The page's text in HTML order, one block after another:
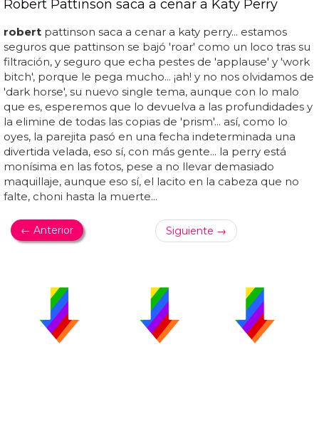
Robert Pattinson saca a cenar a Katy Perry
robert pattinson saca a cenar a katy perry... estamos
seguros que pattinson se bajó 'roar' como un loco tras su
filtración, y seguro que echa pestes de 'applause' y 'work
bitch', porque le pega mucho... ¡ah! y no nos olvidamos de
'dark horse', su nuevo single tema, aunque con lo malo
que es, esperemos que lo devuelva a las profundidades y
la elimine de todas las copias de 'prism'... así, como lo
oyes, la parejita pasó en una fecha indeterminada una
divertida velada, eso sí, con más gente... la perry está
monísima en las fotos, pese a no llevar demasiado
maquillaje, aunque eso sí, el lacito en la cabeza que no
falte, choni hasta la muerte...
← Anterior Siguiente →